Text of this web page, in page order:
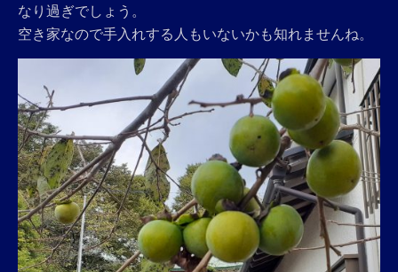
なり過ぎでしょう。
空き家なので手入れする人もいないかも知れませんね。